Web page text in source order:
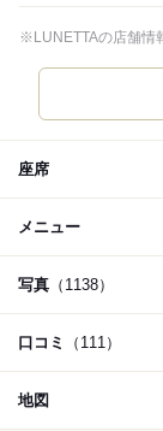
※LUNETTAの店舗情
座席
メニュー
写真 （1138）
口コミ （111）
地図